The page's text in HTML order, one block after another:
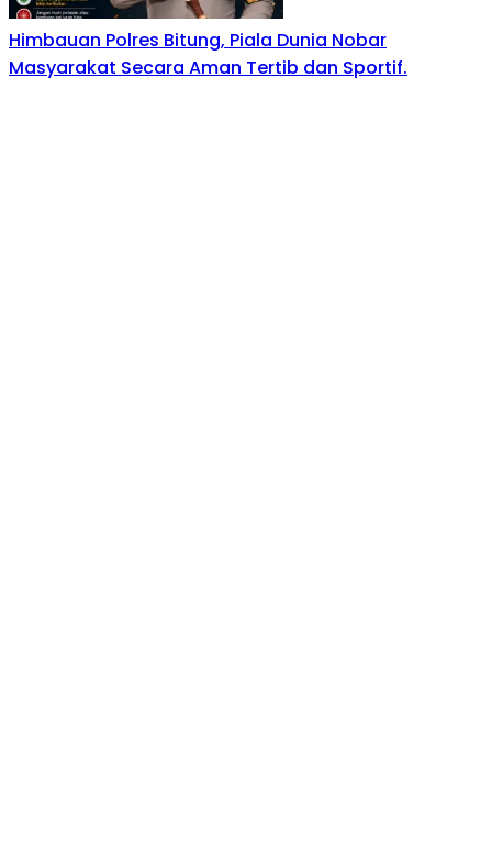
Himbauan Polres Bitung, Piala Dunia Nobar
Masyarakat Secara Aman Tertib dan Sportif.